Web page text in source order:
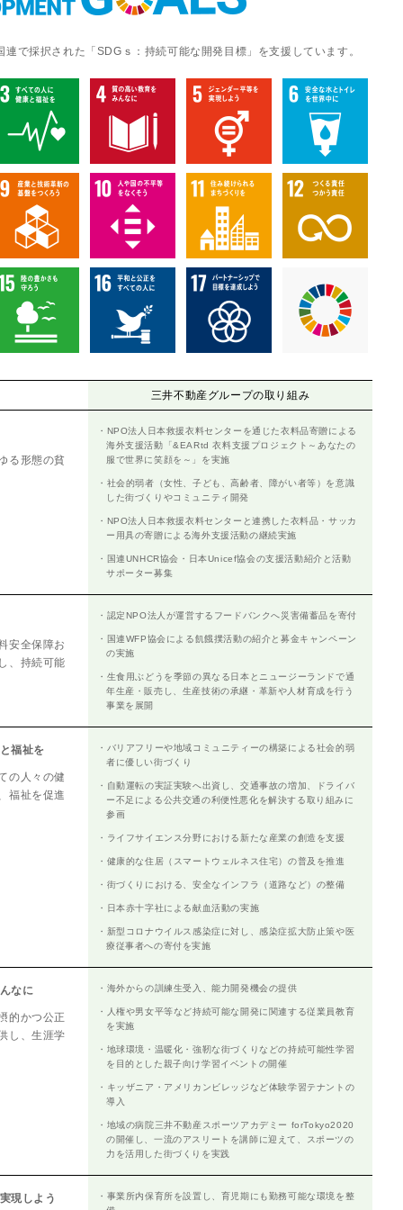
で採択された「SDGｓ：持続可能な開発目標」を支援しています。
三井不動産グループの取り組み
る形態の貧
・NPO法人日本救援衣料センターを通じた衣料品寄贈による
海外支援活動「&EARtd 衣料支援プロジェクト～あなたの
服で世界に笑顔を～」を実施
・社会的弱者（女性、子ども、高齢者、障がい者等）を意識
した街づくりやコミュニティ開発
・NPO法人日本救援衣料センターと連携した衣料品・サッカ
ー用具の寄贈による海外支援活動の継続実施
・国連UNHCR協会・日本Unicef協会の支援活動紹介と活動
サポーター募集
安全保障お
、持続可能
・認定NPO法人が運営するフードバンクへ災害備蓄品を寄付
・国連WFP協会による飢餓撲活動の紹介と募金キャンペーン
の実施
・生食用ぶどうを季節の異なる日本とニュージーランドで通
年生産・販売し、生産技術の承継・革新や人材育成を行う
事業を展開
福祉を
の人々の健
福祉を促進
・バリアフリーや地域コミュニティーの構築による社会的弱
者に優しい街づくり
・自動運転の実証実験へ出資し、交通事故の増加、ドライバ
ー不足による公共交通の利便性悪化を解決する取り組みに
参画
・ライフサイエンス分野における新たな産業の創造を支援
・健康的な住居（スマートウェルネス住宅）の普及を推進
・街づくりにおける、安全なインフラ（道路など）の整備
・日本赤十字社による献血活動の実施
・新型コロナウイルス感染症に対し、感染症拡大防止策や医
療従事者への寄付を実施
なに
的かつ公正
し、生涯学
・海外からの訓練生受入、能力開発機会の提供
・人権や男女平等など持続可能な開発に関連する従業員教育
を実施
・地球環境・温暖化・強靭な街づくりなどの持続可能性学習
を目的とした親子向け学習イベントの開催
・キッザニア・アメリカンビレッジなど体験学習テナントの
導入
・地域の病院三井不動産スポーツアカデミー forTokyo2020
の開催し、一流のアスリートを講師に迎えて、スポーツの
力を活用した街づくりを実践
現しよう
・事業所内保育所を設置し、育児期にも勤務可能な環境を整